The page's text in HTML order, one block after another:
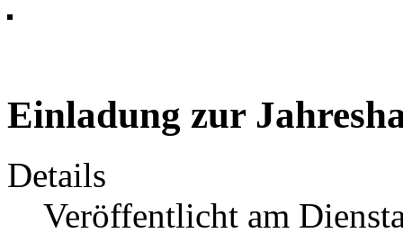
Einladung zur
Details
Veröffentlicht am